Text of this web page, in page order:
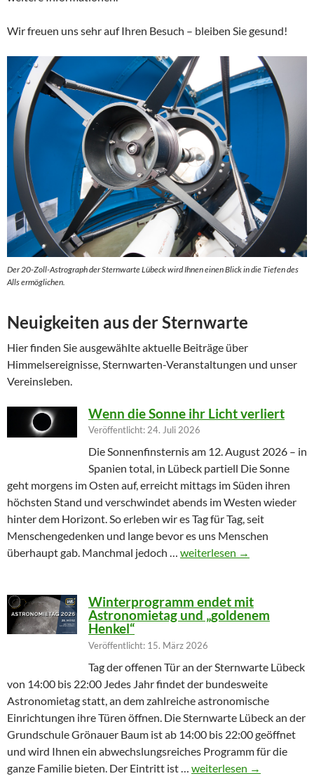
Wir freuen uns sehr auf Ihren Besuch – bleiben Sie gesund!
Der 20-Zoll-Astrograph der Sternwarte Lübeck wird Ihnen einen Blick in die Tiefen des
Alls ermöglichen.
Neuigkeiten aus der Sternwarte
Hier finden Sie ausgewählte aktuelle Beiträge über
Himmelsereignisse, Sternwarten-Veranstaltungen und unser
Vereinsleben.
Wenn die Sonne ihr Licht verliert
Veröffentlicht: 24. Juli 2026
Die Sonnenfinsternis am 12. August 2026 – in
Spanien total, in Lübeck partiell Die Sonne
geht morgens im Osten auf, erreicht mittags im Süden ihren
höchsten Stand und verschwindet abends im Westen wieder
hinter dem Horizont. So erleben wir es Tag für Tag, seit
Menschengedenken und lange bevor es uns Menschen
überhaupt gab. Manchmal jedoch … Wenn die Sonne ihr Licht
weiterlesen →
Winterprogramm endet mit
Astronomietag und „goldenem
Henkel“
Veröffentlicht: 15. März 2026
Tag der offenen Tür an der Sternwarte Lübeck
von 14:00 bis 22:00 Jedes Jahr findet der bundesweite
Astronomietag statt, an dem zahlreiche astronomische
Einrichtungen ihre Türen öffnen. Die Sternwarte Lübeck an der
Grundschule Grönauer Baum ist ab 14:00 bis 22:00 geöffnet
und wird Ihnen ein abwechslungsreiches Programm für die
ganze Familie bieten. Der Eintritt ist … Winterprogramm endet
weiterlesen →